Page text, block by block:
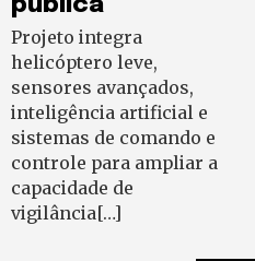
pública
Projeto integra
helicóptero leve,
sensores avançados,
inteligência artificial e
sistemas de comando e
controle para ampliar a
capacidade de
vigilância[…]